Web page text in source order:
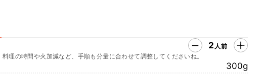
2 人前
理の時間や火加減など、手順も分量に合わせて調整してくださいね。
300g